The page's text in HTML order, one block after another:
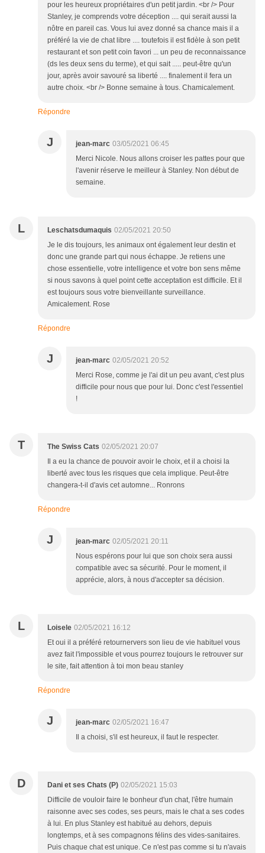
pour les heureux propriétaires d'un petit jardin. <br /> Pour
Stanley, je comprends votre déception .... qui serait aussi la
nôtre en pareil cas. Vous lui avez donné sa chance mais il a
préféré la vie de chat libre .... toutefois il est fidèle à son petit
restaurant et son petit coin favori ... un peu de reconnaissance
(ds les deux sens du terme), et qui sait ..... peut-être qu'un
jour, après avoir savouré sa liberté .... finalement il fera un
autre choix. <br /> Bonne semaine à tous. Chamicalement.
Répondre
J jean-marc 03/05/2021 06:45
Merci Nicole. Nous allons croiser les pattes pour que
l'avenir réserve le meilleur à Stanley. Non début de
semaine.
L Leschatsdumaquis 02/05/2021 20:50
Je le dis toujours, les animaux ont également leur destin et
donc une grande part qui nous échappe. Je retiens une
chose essentielle, votre intelligence et votre bon sens même
si nous savons à quel point cette acceptation est difficile. Et il
est toujours sous votre bienveillante surveillance.
Amicalement. Rose
Répondre
J jean-marc 02/05/2021 20:52
Merci Rose, comme je l'ai dit un peu avant, c'est plus
difficile pour nous que pour lui. Donc c'est l'essentiel
!
T The Swiss Cats 02/05/2021 20:07
Il a eu la chance de pouvoir avoir le choix, et il a choisi la
liberté avec tous les risques que cela implique. Peut-être
changera-t-il d'avis cet automne... Ronrons
Répondre
J jean-marc 02/05/2021 20:11
Nous espérons pour lui que son choix sera aussi
compatible avec sa sécurité. Pour le moment, il
apprécie, alors, à nous d'accepter sa décision.
L Loisele 02/05/2021 16:12
Et oui il a préféré retournervers son lieu de vie habituel vous
avez fait l'impossible et vous pourrez toujours le retrouver sur
le site, fait attention à toi mon beau stanley
Répondre
J jean-marc 02/05/2021 16:47
Il a choisi, s'il est heureux, il faut le respecter.
D Dani et ses Chats (P) 02/05/2021 15:03
Difficile de vouloir faire le bonheur d'un chat, l'être humain
raisonne avec ses codes, ses peurs, mais le chat a ses codes
à lui. En plus Stanley est habitué au dehors, depuis
longtemps, et à ses compagnons félins des vides-sanitaires.
Puis chaque chat est unique. Ce n'est pas comme si tu n'avais